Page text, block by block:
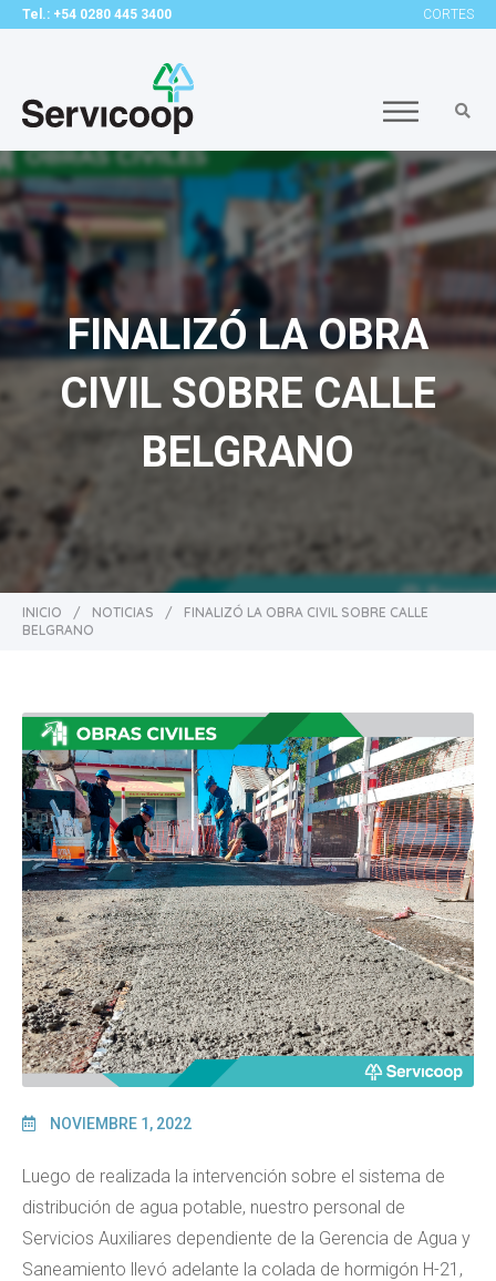
Tel.: +54 0280 445 3400 CORTES
FINALIZÓ LA OBRA
CIVIL SOBRE CALLE
BELGRANO
INICIO / NOTICIAS /
FINALIZÓ LA OBRA CIVIL SOBRE CALLE
BELGRANO
NOVIEMBRE 1, 2022
Luego de realizada la intervención sobre el sistema de
distribución de agua potable, nuestro personal de
Servicios Auxiliares dependiente de la Gerencia de Agua y
Saneamiento llevó adelante la colada de hormigón H-21,